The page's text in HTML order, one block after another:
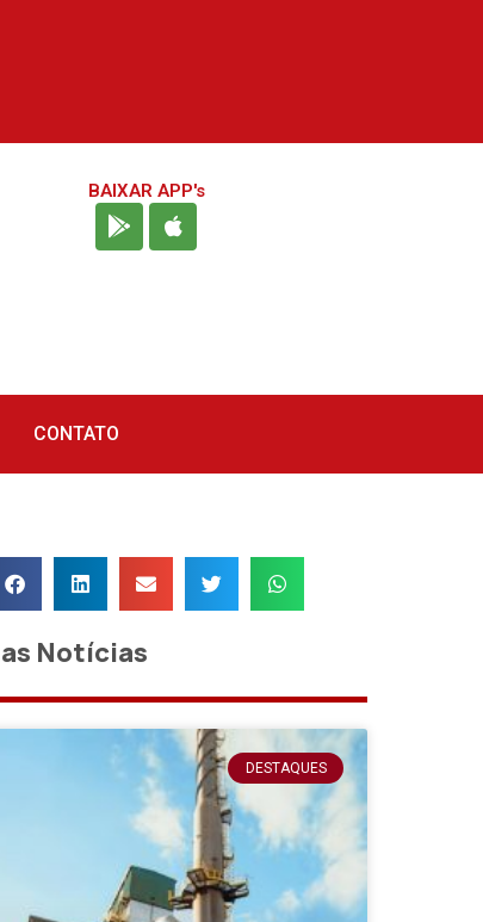
BAIXAR APP's
CONTATO
Notícias
DESTAQUES